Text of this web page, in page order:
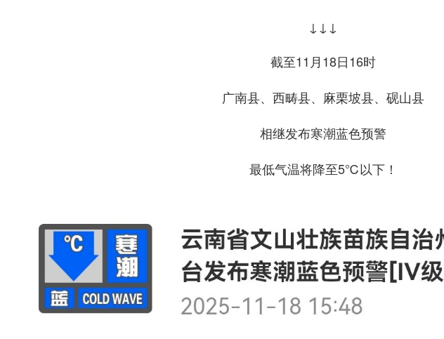
↓↓↓
截至11月18日16时
广南县、西畴县、麻栗坡县、砚山县
相继发布寒潮蓝色预警
最低气温将降至5℃以下！